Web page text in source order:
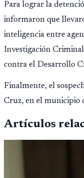
Para lograr la
informaron que
inteligencia entre
Investigación
contra el Desarrollo
Finalmente, el
Cruz, en el municipio
Artículos